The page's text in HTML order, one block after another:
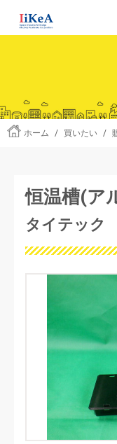
ホーム / 買いたい /
恒温槽(ア
タイテック